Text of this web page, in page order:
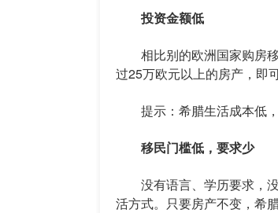
投资金额低
相比别的欧洲国家购房移
过25万欧元以上的房产，即
提示：希腊生活成本低，
移民门槛低，要求少
没有语言、学历要求，没
活方式。只要房产不变，希